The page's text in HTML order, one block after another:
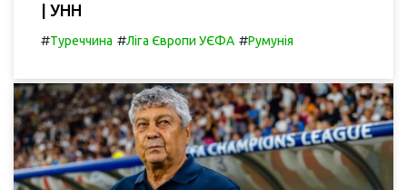
| УНН
#Туреччина #Ліга Європи УЄФА #Румунія